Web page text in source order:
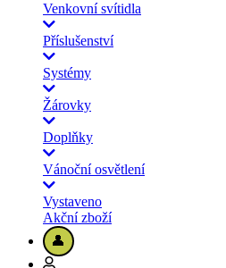
Venkovní svítidla
Příslušenství
Systémy
Žárovky
Doplňky
Vánoční osvětlení
Vystaveno
Akční zboží
👤